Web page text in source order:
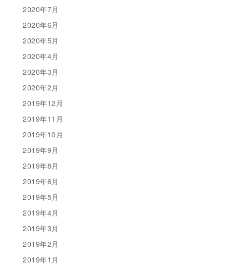
2020年7月
2020年6月
2020年5月
2020年4月
2020年3月
2020年2月
2019年12月
2019年11月
2019年10月
2019年9月
2019年8月
2019年6月
2019年5月
2019年4月
2019年3月
2019年2月
2019年1月